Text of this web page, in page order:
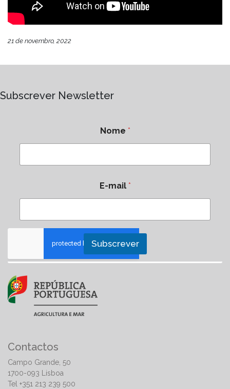
21 de novembro, 2022
Subscrever Newsletter
Nome *
E-mail *
Subscrever
Contactos
Campo Grande, 50
1700-093 Lisboa
Tel +351 213 239 500